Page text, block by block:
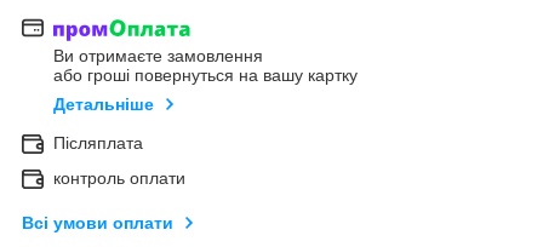
Ви отримаєте замовлення
або гроші повернуться на вашу картку
Детальніше
Післяплата
контроль оплати
Всі умови оплати